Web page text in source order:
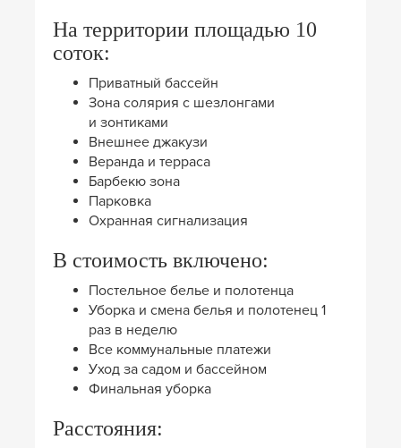
На территории площадью 10
соток:
Приватный бассейн
Зона солярия с шезлонгами
и зонтиками
Внешнее джакузи
Веранда и терраса
Барбекю зона
Парковка
Охранная сигнализация
В стоимость включено:
Постельное белье и полотенца
Уборка и смена белья и полотенец 1
раз в неделю
Все коммунальные платежи
Уход за садом и бассейном
Финальная уборка
Расстояния: